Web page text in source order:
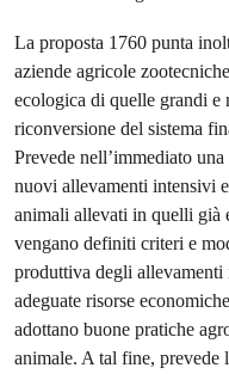
La proposta 1760 punta
aziende agricole
ecologica di quelle grandi e
riconversione del sistema
Prevede nell’immediato
nuovi allevamenti intensivi
animali allevati in quelli già
vengano definiti criteri e
produttiva degli
adeguate risorse
adottano buone pratiche
animale. A tal fine, prevede